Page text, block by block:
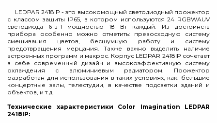
LEDPAR 2418IP - это высокомощный светодиодный прожектор
с классом защиты IP65, в котором используются 24 RGBWAUV
светодиода 6-в-1 мощностью 18 Вт каждый. Из достоинств
прибора особенно можно отметить: превосходную систему
смешивания цветов, бесшумную работу и систему
предотвращения мерцания. Также важно выделить наличие
встроенных программ и макрос. Корпус LEDPAR 2418IP сочетает
в себе современный дизайн и высокоэффективную систему
охлаждения с алюминиевым радиатором. Прожектор
разработан для использования в таких условиях, как: большие
концертные залы, телестудии, в качестве подсветки зданий и
объектов, и т.д.
Технические характеристики Color Imagination LEDPAR
2418IP: